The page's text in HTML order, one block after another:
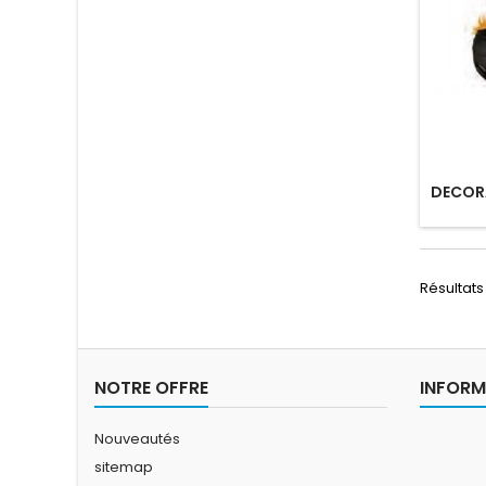
NOTRE OFFRE
Nouveautés
sitemap